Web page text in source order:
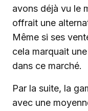
avons déjà vu le
offrait une
Même si ses
cela marquait
dans ce marché.
Par la suite, la
avec une